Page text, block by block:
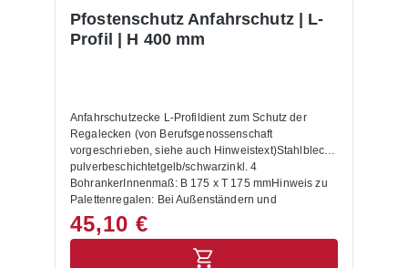
Pfostenschutz Anfahrschutz | L-
Profil | H 400 mm
Anfahrschutzecke L-Profildient zum Schutz der
Regalecken (von Berufsgenossenschaft
vorgeschrieben, siehe auch Hinweistext)Stahlblech
pulverbeschichtetgelb/schwarzinkl. 4
BohrankerInnenmaß: B 175 x T 175 mmHinweis zu
Palettenregalen: Bei Außenständern und
Durchfahrten sind Anfahrschutzecken anzubringen.
45,10 €